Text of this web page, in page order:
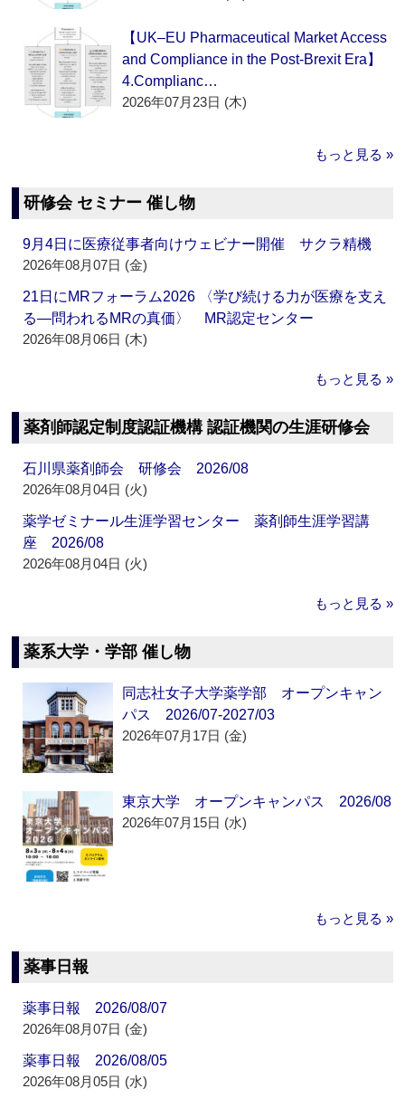
【UK–EU Pharmaceutical Market Access
and Compliance in the Post-Brexit Era】
4.Complianc…
2026年07月23日 (木)
もっと見る »
研修会 セミナー 催し物
9月4日に医療従事者向けウェビナー開催 サクラ精機
2026年08月07日 (金)
21日にMRフォーラム2026 〈学び続ける力が医療を支え
る―問われるMRの真価〉 MR認定センター
2026年08月06日 (木)
もっと見る »
薬剤師認定制度認証機構 認証機関の生涯研修会
石川県薬剤師会 研修会 2026/08
2026年08月04日 (火)
薬学ゼミナール生涯学習センター 薬剤師生涯学習講
座 2026/08
2026年08月04日 (火)
もっと見る »
薬系大学・学部 催し物
同志社女子大学薬学部 オープンキャン
パス 2026/07-2027/03
2026年07月17日 (金)
東京大学 オープンキャンパス 2026/08
2026年07月15日 (水)
もっと見る »
薬事日報
薬事日報 2026/08/07
2026年08月07日 (金)
薬事日報 2026/08/05
2026年08月05日 (水)